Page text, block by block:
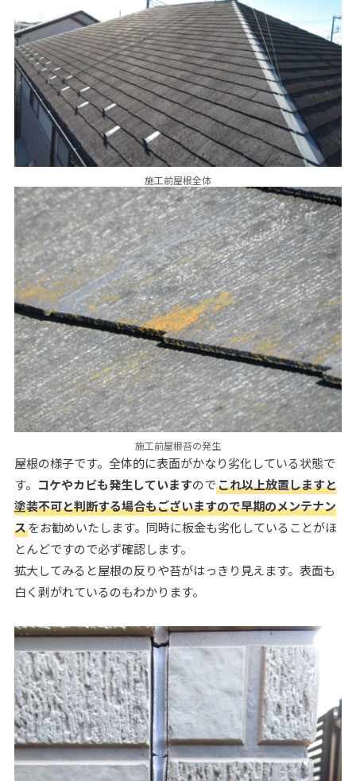
施工前屋根全体
施工前屋根苔の発生
屋根の様子です。全体的に表面がかなり劣化している状態で
す。 コケやカビも発生していますのでこれ以上放置しますと
塗装不可と判断する場合もございますので早期のメンテナン
スをお勧めいたします。同時に板金も劣化していることがほ
とんどですので必ず確認します。
拡大してみると屋根の反りや苔がはっきり見えます。表面も
白く剥がれているのもわかります。